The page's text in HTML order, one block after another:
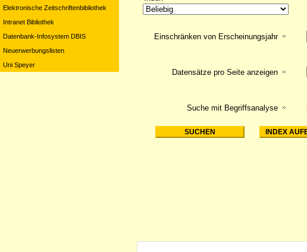
Elektronische Zeitschriftenbibliothek
Intranet Bibliothek
Datenbank-Infosystem DBIS
Neuerwerbungslisten
Uni Speyer
Suche mit Begriffsanalyse
Einschränken von Erscheinungsjahr
Datensätze pro Seite anzeigen